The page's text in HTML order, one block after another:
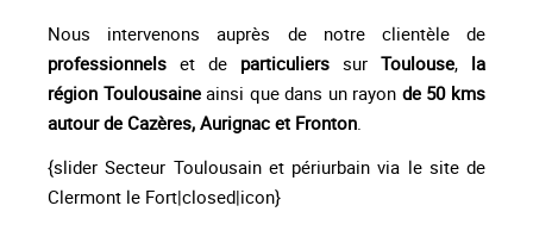
Nous intervenons auprès de notre clientèle de
professionnels et de particuliers sur Toulouse, la
région Toulousaineainsi que dans un rayon de 50 kms
autour de Cazères, Aurignac et Fronton
{slider Secteur Toulousain et périurbain via le site de
Clermont le Fort|closed|icon}